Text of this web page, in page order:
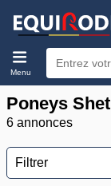
Menu
Poneys
6 annonces
Filtrer